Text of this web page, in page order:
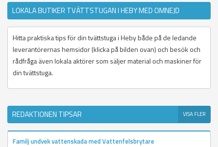
LOKALA BUTIKER TVÄTTSTUGAN I HEBY MED OMNEJD
Hitta praktiska tips för din tvättstuga i Heby både på de ledande
leverantörernas hemsidor (klicka på bilden ovan) och besök och
rådfråga även lokala aktörer som säljer material och maskiner för
din tvättstuga.
REDAKTIONEN TIPSAR VISA FLER
Familj undvek vattenskada med Vattenfelsbrytare